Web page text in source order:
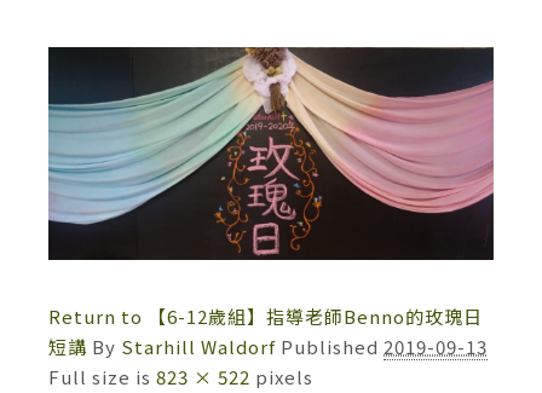
Return to 【6-12歲組】指導老師Benno的玫瑰日
短講 By Starhill Waldorf Published 2019-09-13
Full size is 823 × 522 pixels